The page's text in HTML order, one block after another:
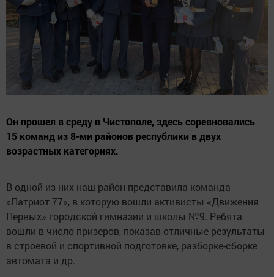
Он прошел в среду в Чистополе, здесь соревновались
15 команд из 8-ми районов республики в двух
возрастных категориях.
В одной из них наш район представила команда
«Патриот 77», в которую вошли активисты «Движения
Первых» городской гимназии и школы №9. Ребята
вошли в число призеров, показав отличные результаты
в строевой и спортивной подготовке, разборке-сборке
автомата и др.